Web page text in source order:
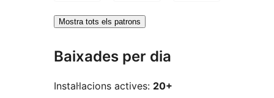
Mostra tots els patrons
Baixades per dia
Instal·lacions actives: 20+